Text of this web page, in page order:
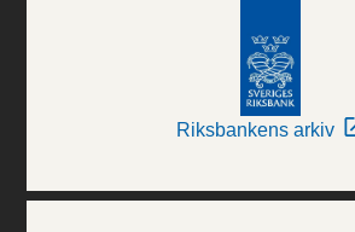
Riksbankens arkiv